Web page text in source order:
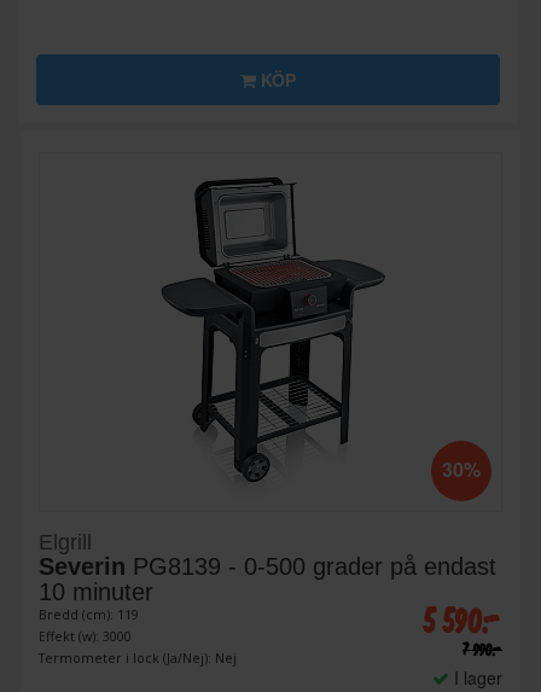
KÖP
30%
Elgrill
Severin PG8139 - 0-500 grader på endast
10 minuter
Bredd (cm): 119
Effekt (w): 3000
Termometer i lock (Ja/Nej): Nej
5 590:-
7 990:-
I lager